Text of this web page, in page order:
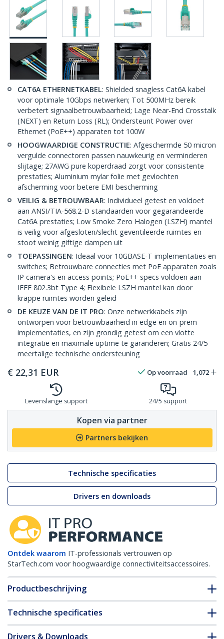
CAT6A ETHERNETKABEL: Shielded snagless Cat6A kabel
voor optimale 10Gbps netwerken; Tot 500MHz bereik
verbetert signaalbetrouwbaarheid; Lage Near-End Crosstalk
(NEXT) en Return Loss (RL); Ondersteunt Power over
Ethernet (PoE++) apparaten tot 100W
HOOGWAARDIGE CONSTRUCTIE: Afgeschermde 50 micron
vergulde connectoren passen nauwkeurig en verminderen
slijtage; 27AWG pure koperdraad zorgt voor consistente
prestaties; Aluminium mylar folie met gevlochten
afscherming voor betere EMI bescherming
VEILIG & BETROUWBAAR: Individueel getest en voldoet
aan ANSI/TIA-568.2-D standaarden voor gegarandeerde
Cat6A prestaties; Low Smoke Zero Halogen (LSZH) mantel
is veilig voor afgesloten/slecht geventileerde ruimtes en
stoot weinig giftige dampen uit
TOEPASSINGEN: Ideaal voor 10GBASE-T implementaties en
switches; Betrouwbare connecties met PoE apparaten zoals
IP camera's en access points; PoE++ specs voldoen aan
IEEE 802.3bt Type 4; Flexibele LSZH mantel kan door
krappe ruimtes worden geleid
DE KEUZE VAN DE IT PRO: Onze netwerkkabels zijn
ontworpen voor betrouwbaarheid in edge en on-prem
implementaties, en zijn grondig getest om een vlotte
integratie en maximale uptime te garanderen; Gratis 24/5
meertalige technische ondersteuning
€ 22,31 EUR Op voorraad 1,072
Levenslange support 24/5 support
Kopen via partner
Partners bekijken
Technische specificaties
Drivers en downloads
Ontdek waarom IT-professionals vertrouwen op
StarTech.com voor hoogwaardige connectiviteitsaccessoires.
Productbeschrijving
Technische specificaties
Drivers & Downloads